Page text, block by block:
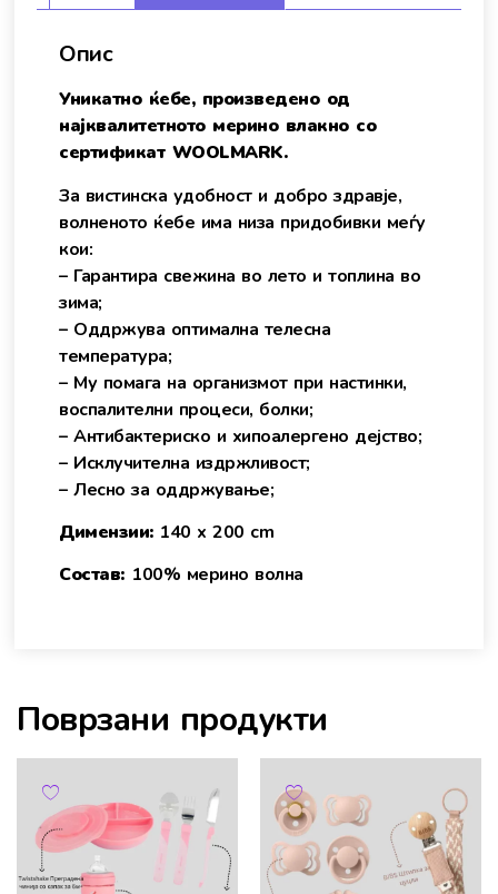
Опис
Уникатно ќебе, произведено од
најквалитетното мерино влакно со
сертификат WOOLMARK.
За вистинска удобност и добро здравје,
волненото ќебе има низа придобивки меѓу
кои:
– Гарантира свежина во лето и топлина во
зима;
– Оддржува оптимална телесна
температура;
– Му помага на организмот при настинки,
воспалителни процеси, болки;
– Антибактериско и хипоалергено дејство;
– Исклучителна издржливост;
– Лесно за оддржување;
Димензии:140 х 200 cm
Состав: 100% мерино волна
Поврзани продукти